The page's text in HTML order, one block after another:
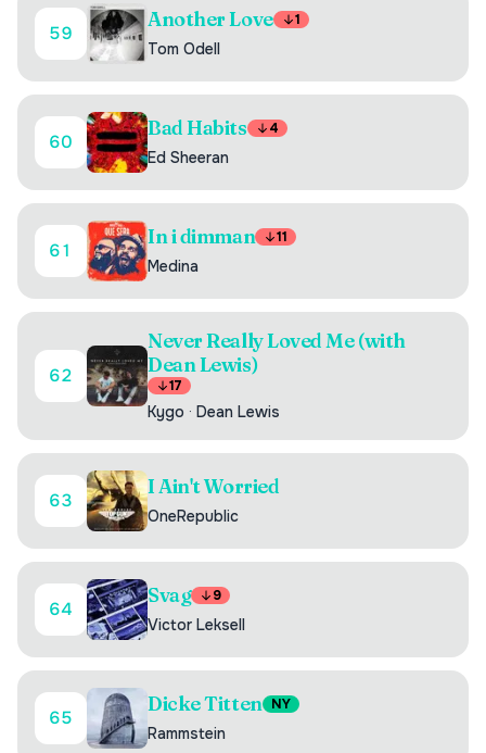
59
Another Love 1
Tom Odell
60
Bad Habits 4
Ed Sheeran
61
In i dimman 11
Medina
62
Never Really Loved Me (with
Dean Lewis)
17
Kygo · Dean Lewis
63
I Ain't Worried
OneRepublic
64
Svag 9
Victor Leksell
65
Dicke Titten NY
Rammstein